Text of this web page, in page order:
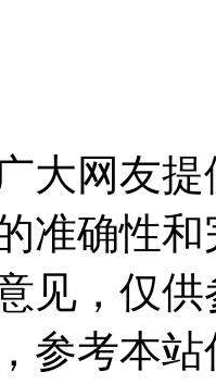
大网友
准确性
见，仅
参考本